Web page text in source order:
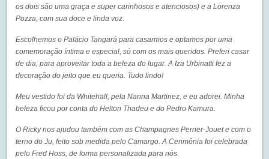
os dois são uma graça e super carinhosos e atenciosos) e a Lorenza
Pozza, com sua doce e linda voz.
Escolhemos o Palácio Tangará para casarmos e optamos por uma
comemoração íntima e especial, só com os mais queridos. Preferi casar
de dia, para aproveitar toda a beleza do lugar. A Iza Urbinatti fez a
decoração do jeito que eu queria. Tudo lindo!
Meu vestido foi da Whitehall, pela Nanna Martinez, e eu adorei. Minha
beleza ficou por conta do Helton Thadeu e do Pedro Kamura.
O Ricky nos ajudou também com as Champagnes Perrier-Jouet e com o
terno do Ju, feito sob medida pelo Camargo. A Cerimônia foi celebrada
pelo Fred Hoss, de forma personalizada para nós.